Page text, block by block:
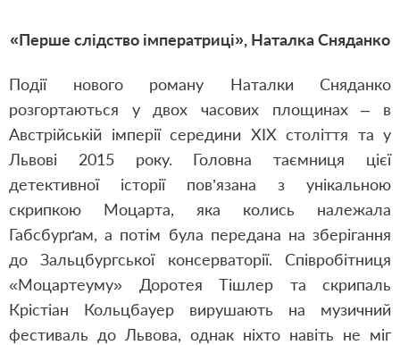
«Перше слідство імператриці», Наталка Сняданко
Події нового роману Наталки Сняданко
розгортаються у двох часових площинах – в
Австрійській імперії середини ХІХ століття та у
Львові 2015 року. Головна таємниця цієї
детективної історії пов’язана з унікальною
скрипкою Моцарта, яка колись належала
Габсбурґам, а потім була передана на зберігання
до Зальцбургської консерваторії. Співробітниця
«Моцартеуму» Доротея Тішлер та скрипаль
Крістіан Кольцбауер вирушають на музичний
фестиваль до Львова, однак ніхто навіть не міг